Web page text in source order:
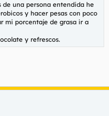
de una persona entendida he
y hacer pesas con poco
mi porcentaje de grasa ir a
y refrescos.